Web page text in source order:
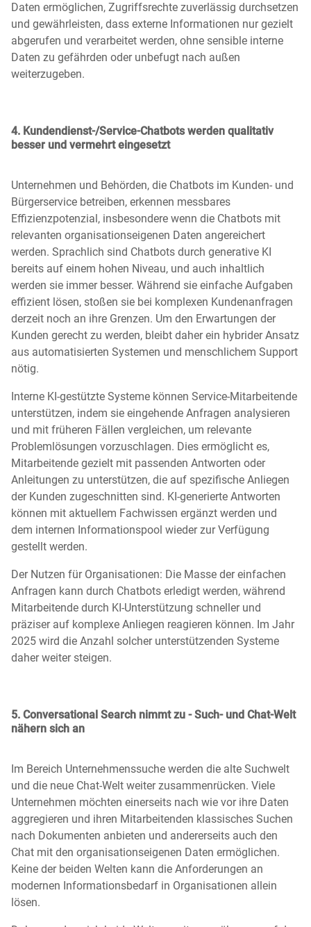
Daten ermöglichen, Zugriffsrechte zuverlässig durchsetzen
und gewährleisten, dass externe Informationen nur gezielt
abgerufen und verarbeitet werden, ohne sensible interne
Daten zu gefährden oder unbefugt nach außen
weiterzugeben.
4. Kundendienst-/Service-Chatbots werden qualitativ
besser und vermehrt eingesetzt
Unternehmen und Behörden, die Chatbots im Kunden- und
Bürgerservice betreiben, erkennen messbares
Effizienzpotenzial, insbesondere wenn die Chatbots mit
relevanten organisationseigenen Daten angereichert
werden. Sprachlich sind Chatbots durch generative KI
bereits auf einem hohen Niveau, und auch inhaltlich
werden sie immer besser. Während sie einfache Aufgaben
effizient lösen, stoßen sie bei komplexen Kundenanfragen
derzeit noch an ihre Grenzen. Um den Erwartungen der
Kunden gerecht zu werden, bleibt daher ein hybrider Ansatz
aus automatisierten Systemen und menschlichem Support
nötig.
Interne KI-gestützte Systeme können Service-Mitarbeitende
unterstützen, indem sie eingehende Anfragen analysieren
und mit früheren Fällen vergleichen, um relevante
Problemlösungen vorzuschlagen. Dies ermöglicht es,
Mitarbeitende gezielt mit passenden Antworten oder
Anleitungen zu unterstützen, die auf spezifische Anliegen
der Kunden zugeschnitten sind. KI-generierte Antworten
können mit aktuellem Fachwissen ergänzt werden und
dem internen Informationspool wieder zur Verfügung
gestellt werden.
Der Nutzen für Organisationen: Die Masse der einfachen
Anfragen kann durch Chatbots erledigt werden, während
Mitarbeitende durch KI-Unterstützung schneller und
präziser auf komplexe Anliegen reagieren können. Im Jahr
2025 wird die Anzahl solcher unterstützenden Systeme
daher weiter steigen.
5. Conversational Search nimmt zu - Such- und Chat-Welt
nähern sich an
Im Bereich Unternehmenssuche werden die alte Suchwelt
und die neue Chat-Welt weiter zusammenrücken. Viele
Unternehmen möchten einerseits nach wie vor ihre Daten
aggregieren und ihren Mitarbeitenden klassisches Suchen
nach Dokumenten anbieten und andererseits auch den
Chat mit den organisationseigenen Daten ermöglichen.
Keine der beiden Welten kann die Anforderungen an
modernen Informationsbedarf in Organisationen allein
lösen.